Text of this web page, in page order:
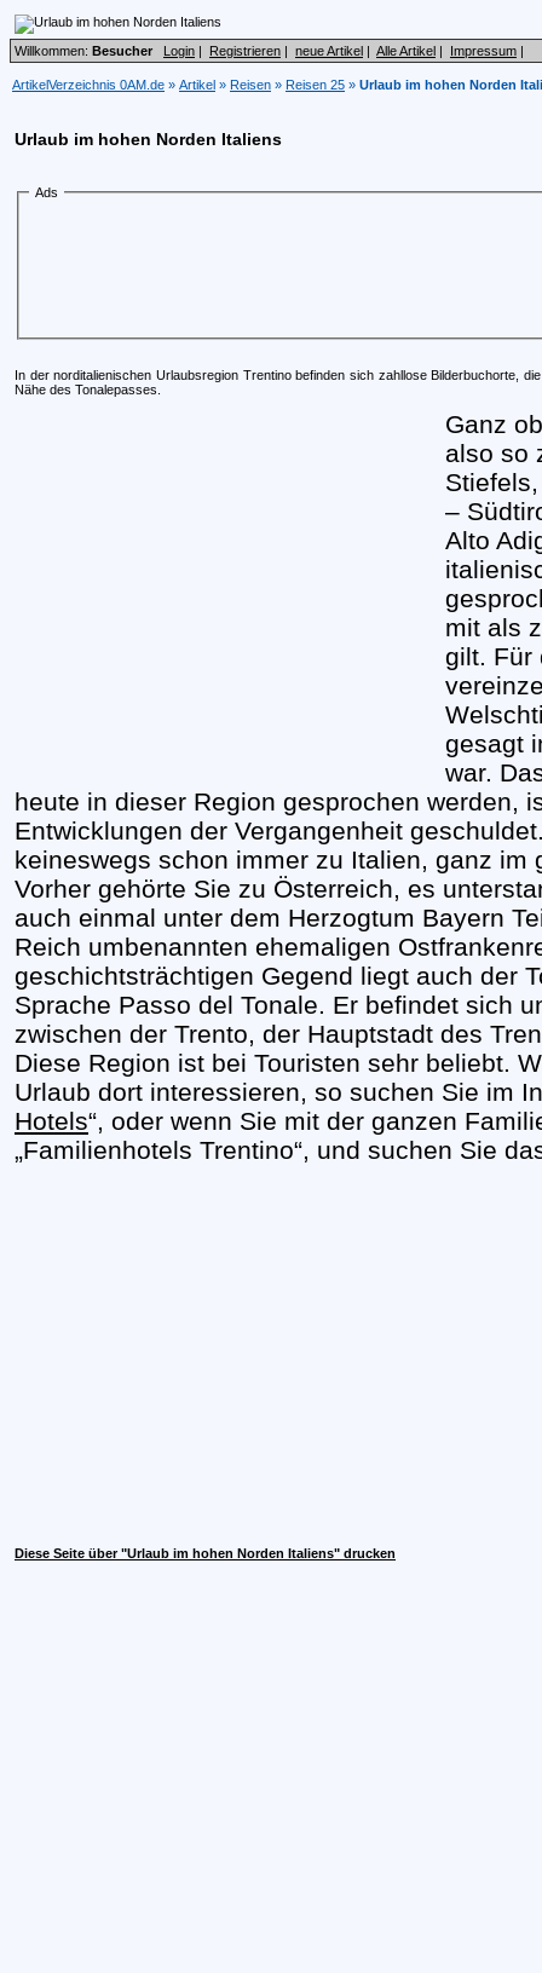
Willkommen: Besucher Login | Registrieren | neue Artikel | Alle Artikel | Impressum |
ArtikelVerzeichnis 0AM.de » Artikel » Reisen » Reisen 25 » Urlaub im hohen Norden
Urlaub im hohen Norden Italiens
Ads
In der norditalienischen Urlaubsregion Trentino befinden sich zahllose Bilderbuchorte,
Nähe des Tonalepasses.
Ganz
also so
–
Alto
mit als
gilt. Für
gesagt
war.
heute in dieser Region gesprochen werden,
Entwicklungen der Vergangenheit
keineswegs schon immer zu Italien, ganz
Vorher gehörte Sie zu Österreich, es
auch einmal unter dem Herzogtum Bayern
Reich umbenannten ehemaligen
geschichtsträchtigen Gegend liegt auch der
Sprache Passo del Tonale. Er befindet sich
zwischen der Trento, der Hauptstadt des
Diese Region ist bei Touristen sehr beliebt.
Urlaub dort interessieren, so suchen Sie im
Hotels“, oder wenn Sie mit der ganzen
„Familienhotels Trentino“, und suchen Sie
Diese Seite über "Urlaub im hohen Norden Italiens" drucken